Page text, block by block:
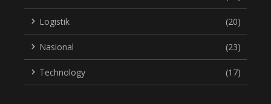
Logistik (20)
Nasional (23)
Technology (17)